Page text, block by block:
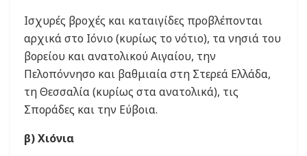
Ισχυρές βροχές και καταιγίδες προβλέπονται
αρχικά στο Ιόνιο (κυρίως το νότιο), τα νησιά του
βορείου και ανατολικού Αιγαίου, την
Πελοπόννησο και βαθμιαία στη Στερεά Ελλάδα,
τη Θεσσαλία (κυρίως στα ανατολικά), τις
Σποράδες και την Εύβοια.
β) Χιόνια